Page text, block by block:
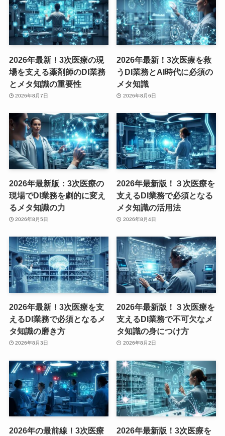
2026年最新！3次医療の現
場を支える薬剤師のDI業務
とメタ知識の重要性
2026年8月7日
2026年最新！3次医療を救
うDI業務とAI時代に必須の
メタ知識
2026年8月6日
2026年最新版：3次医療の
現場でDI業務を劇的に変え
るメタ知識の力
2026年8月5日
2026年最新版！３次医療を
支えるDI業務で必須となる
メタ知識の活用法
2026年8月4日
2026年最新！3次医療を支
えるDI業務で必須となるメ
タ知識の磨き方
2026年8月3日
2026年最新版！３次医療を
支えるDI業務で不可欠なメ
タ知識の身につけ方
2026年8月2日
2026年の最前線！3次医療
2026年最新版！3次医療を